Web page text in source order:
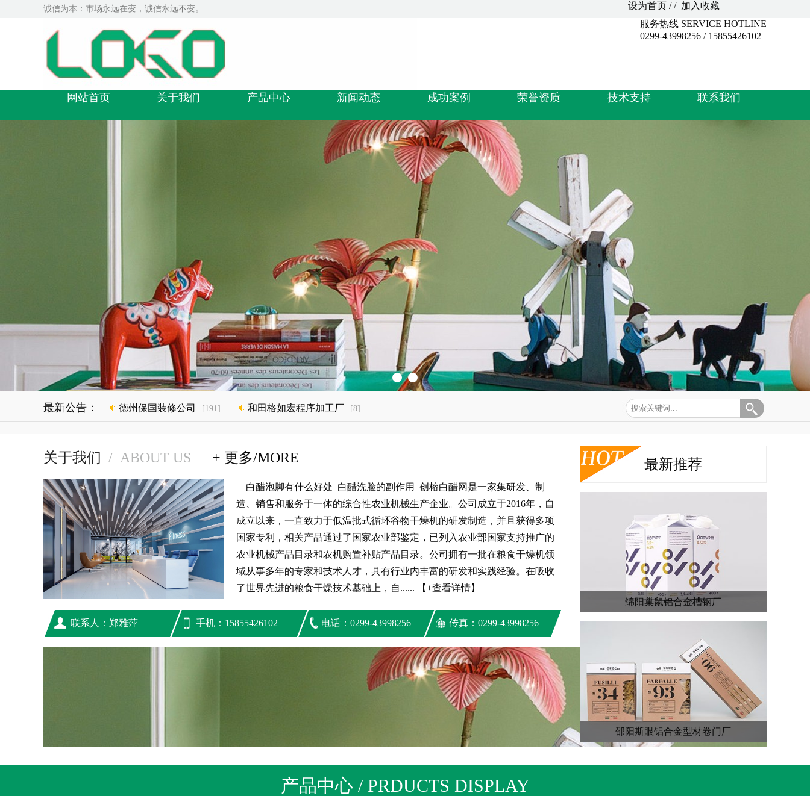
诚信为本：市场永远在变，诚信永远不变。
设为首页 / / 加入收藏
服务热线 SERVICE HOTLINE
0299-43998256 / 15855426102
网站首页 关于我们 产品中心 新闻动态 成功案例 荣誉资质 技术支持 联系我们
最新公告： 德州保国装修公司 [191] 和田格如宏程序加工厂 [8]
关于我们 / ABOUT US + 更多/MORE
白醋泡脚有什么好处_白醋洗脸的副作用_创榕白醋网是一家集研发、制
造、销售和服务于一体的综合性农业机械生产企业。公司成立于2016年，自
成立以来，一直致力于低温批式循环谷物干燥机的研发制造，并且获得多项
国家专利，相关产品通过了国家农业部鉴定，已列入农业部国家支持推广的
农业机械产品目录和农机购置补贴产品目录。公司拥有一批在粮食干燥机领
域从事多年的专家和技术人才，具有行业内丰富的研发和实践经验。在吸收
了世界先进的粮食干燥技术基础上，自...... 【+查看详情】
联系人：郑雅萍 手机：15855426102 电话：0299-43998256 传真：0299-43998256
最新推荐
绵阳巢鼠铝合金槽钢厂
邵阳斯眼铝合金型材卷门厂
产品中心 / PRDUCTS DISPLAY